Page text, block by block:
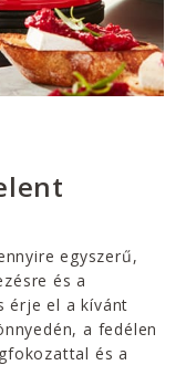
egyszerű,
és a
érje el a kívánt
a fedélen
és a